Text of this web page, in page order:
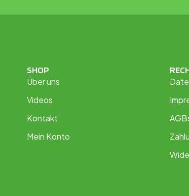
SHOP
Über uns
Videos
Kontakt
Mein Konto